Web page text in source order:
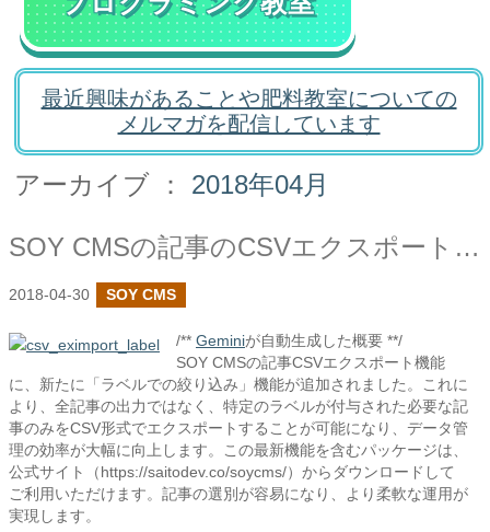
最近興味があることや肥料教室についての
メルマガを配信しています
アーカイブ ： 2018年04月
SOY CMSの記事のCSVエクスポートでラベルで絞り込みを追加しました
2018-04-30 SOY CMS
/** Geminiが自動生成した概要 **/
SOY CMSの記事CSVエクスポート機能
に、新たに「ラベルでの絞り込み」機能が追加されました。これに
より、全記事の出力ではなく、特定のラベルが付与された必要な記
事のみをCSV形式でエクスポートすることが可能になり、データ管
理の効率が大幅に向上します。この最新機能を含むパッケージは、
公式サイト（https://saitodev.co/soycms/）からダウンロードして
ご利用いただけます。記事の選別が容易になり、より柔軟な運用が
実現します。